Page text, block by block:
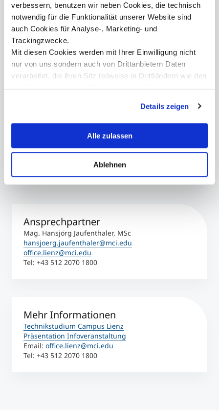
verbessern, benutzen wir neben Cookies, die technisch
notwendig für die Funktionalität unserer Website sind
auch Cookies für Analyse-, Marketing- und
Trackingzwecke.
Mit diesen Cookies werden mit Ihrer Einwilligung nicht
nur von uns sondern auch von Drittanbietern Daten
verarbeitet, die ihren Sitz teilweise in Drittländern wie den
erklären Ihnen genau, was eine Datenübermittlung in die
USA bedeuten kann.
Details zeigen
Alle zulassen
Ablehnen
Ansprechpartner
Mag. Hansjörg Jaufenthaler, MSc
hansjoerg.jaufenthaler@mci.edu
office.lienz@mci.edu
Tel: +43 512 2070 1800
Mehr Informationen
Technikstudium Campus Lienz
Präsentation Infoveranstaltung
Email: office.lienz@mci.edu
Tel: +43 512 2070 1800